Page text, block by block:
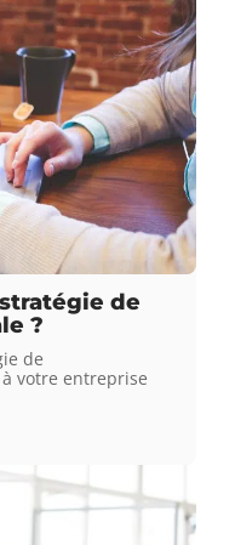
de
?
de
votre entreprise